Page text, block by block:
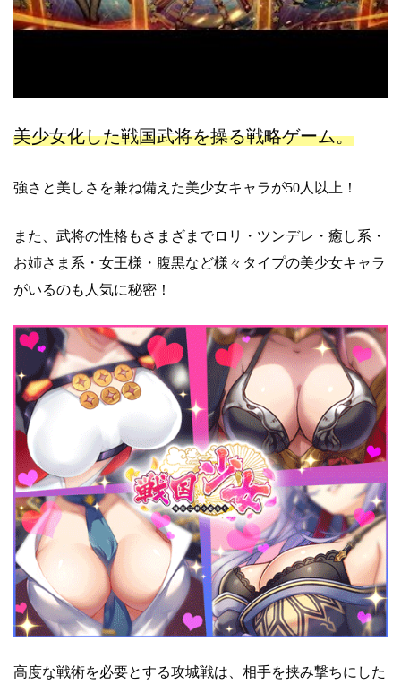
美少女化した戦国武将を操る戦略ゲーム。
強さと美しさを兼ね備えた美少女キャラが50人以上！
また、武将の性格もさまざまでロリ・ツンデレ・癒し系・
お姉さま系・女王様・腹黒など様々タイプの美少女キャラ
がいるのも人気に秘密！
高度な戦術を必要とする攻城戦は、相手を挟み撃ちにした